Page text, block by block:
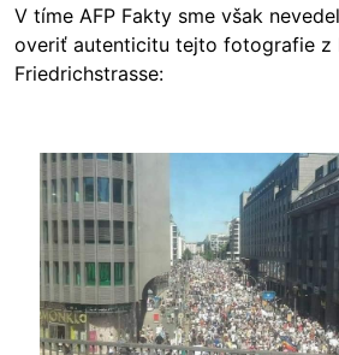
V tíme AFP Fakty sme však
overiť autenticitu tejto fotografie z
Friedrichstrasse:
Image